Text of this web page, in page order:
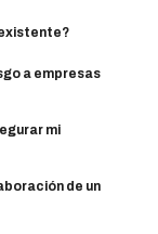
a empresas
mi
de un